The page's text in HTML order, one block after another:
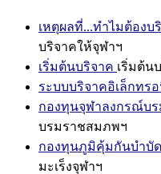
เหตุผลที่...ทำไมต้องบ
บริจาคให้จุฬาฯ
เริ่มต้นบริจาค เริ่มต้น
ระบบบริจาคอิเล็กทร
กองทุนจุฬาลงกรณ์บ
บรมราชสมภพฯ
กองทุนภูมิคุ้มกันบำบัด
มะเร็งจุฬาฯ